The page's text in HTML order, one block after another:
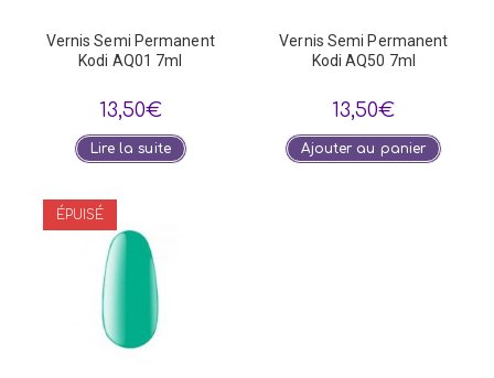
Vernis Semi Permanent
Kodi AQ01 7ml
13,50€
Lire la suite
Vernis Semi Permanent
Kodi AQ50 7ml
13,50€
Ajouter au panier
ÉPUISÉ